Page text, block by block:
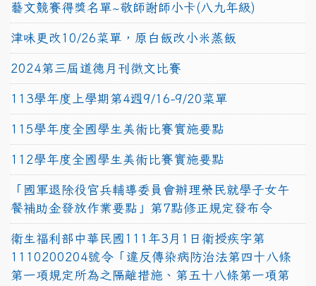
藝文競賽得獎名單~敬師謝師小卡(八九年級)
津味更改10/26菜單，原白飯改小米蒸飯
2024第三屆道德月刊徵文比賽
113學年度上學期第4週9/16-9/20菜單
115學年度全國學生美術比賽實施要點
112學年度全國學生美術比賽實施要點
「國軍退除役官兵輔導委員會辦理榮民就學子女午
餐補助金發放作業要點」第7點修正規定發布令
衛生福利部中華民國111年3月1日衛授疾字第
1110200204號令「違反傳染病防治法第四十八條
第一項規定所為之隔離措施、第五十八條第一項第